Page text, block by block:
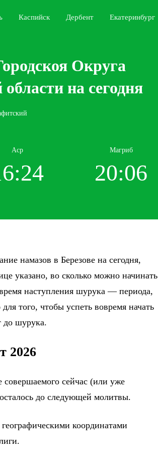
Каспийск Дербент Екатеринбург
Округа
на сегодня
Аср Магриб
20:06
намазов в Березове на сегодня,
указано, во сколько можно начинать
наступления шурука — периода,
того, чтобы успеть вовремя начать
до шурука.
2026
сейчас (или уже
до следующей молитвы.
координатами